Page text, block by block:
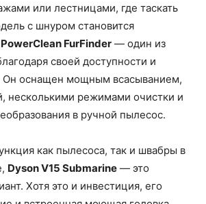
или лестницами, где таскать
с шнуром становится
PowerClean FurFinder — один из
своей доступности и
Он оснащен мощным всасыванием,
несколькими режимами очистки и
в ручной пылесос.
как пылесоса, так и швабры в
Dyson V15 Submarine — это
Хотя это и инвестиция, его